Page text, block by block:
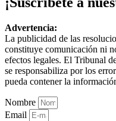
Advertencia:
La publicidad de las
constituye comunicación ni
efectos legales. El Tribunal
se responsabiliza por los
pueda contener la
Nombre
Email